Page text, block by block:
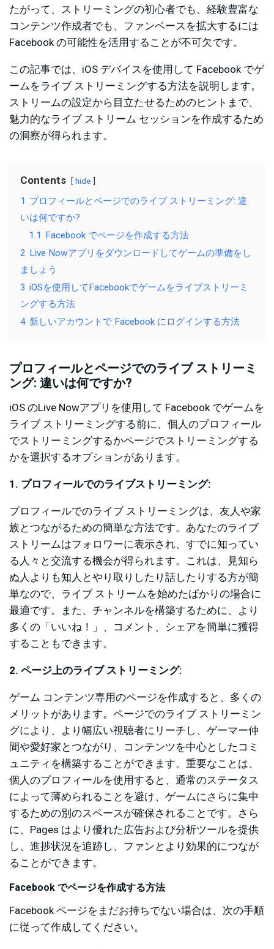
たがって、ストリーミングの初心者でも、経験豊富な
コンテンツ作成者でも、ファンベースを拡大するには
Facebook の可能性を活用することが不可欠です。
この記事では、iOS デバイスを使用して Facebook でゲ
ームをライブ ストリーミングする方法を説明します。
ストリームの設定から目立たせるためのヒントまで、
魅力的なライブ ストリーム セッションを作成するため
の洞察が得られます。
Contents hide
1 プロフィールとページでのライブ ストリーミング: 違
いは何ですか?
1.1 Facebook でページを作成する方法
2 Live Nowアプリをダウンロードしてゲームの準備をし
ましょう
3 iOSを使用してFacebookでゲームをライブストリーミ
ングする方法
4 新しいアカウントで Facebook にログインする方法
プロフィールとページでのライブ ストリーミ
ング: 違いは何ですか?
iOS のLive Nowアプリを使用して Facebook でゲームを
ライブ ストリーミングする前に、個人のプロフィール
でストリーミングするかページでストリーミングする
かを選択するオプションがあります。
1. プロフィールでのライブストリーミング:
プロフィールでのライブ ストリーミングは、友人や家
族とつながるための簡単な方法です。あなたのライブ
ストリームはフォロワーに表示され、すでに知ってい
る人々と交流する機会が得られます。これは、見知ら
ぬ人よりも知人とやり取りしたり話したりする方が簡
単なので、ライブ ストリームを始めたばかりの場合に
最適です。また、チャンネルを構築するために、より
多くの「いいね！」、コメント、シェアを簡単に獲得
することもできます。
2. ページ上のライブ ストリーミング:
ゲーム コンテンツ専用のページを作成すると、多くの
メリットがあります。ページでのライブ ストリーミン
グにより、より幅広い視聴者にリーチし、ゲーマー仲
間や愛好家とつながり、コンテンツを中心としたコミ
ュニティを構築することができます。重要なことは、
個人のプロフィールを使用すると、通常のステータス
によって薄められることを避け、ゲームにさらに集中
するための別のスペースが確保されることです。さら
に、Pages はより優れた広告および分析ツールを提供
し、進捗状況を追跡し、ファンとより効果的につなが
ることができます。
Facebook でページを作成する方法
Facebook ページをまだお持ちでない場合は、次の手順
に従って作成してください。